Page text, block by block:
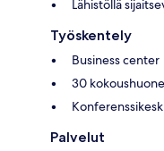
Lähistöllä
Työskentely
Business center
30
Palvelut